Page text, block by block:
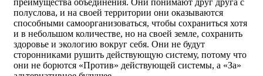
преимущества объединения. Они понимают друг друга с
полуслова, и на своей территории они оказываются
способными самоорганизоваться, чтобы сохраниться хотя
и в небольшом количестве, но на своей земле, сохранить
здоровье и экологию вокруг себя. Они не будут
сторонниками рушить действующую систему, потому что
они не борются «Против» действующей системы, а «За»